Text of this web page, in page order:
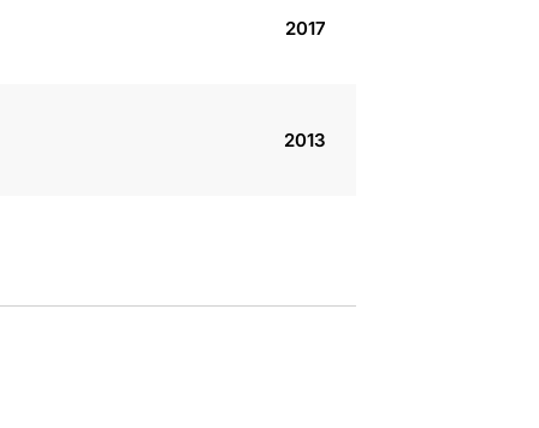
2017
2013